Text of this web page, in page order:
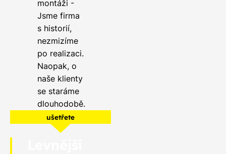
montáži -
Jsme firma
s historií,
nezmizíme
po realizaci.
Naopak, o
naše klienty
se staráme
dlouhodobě.
ušetřete